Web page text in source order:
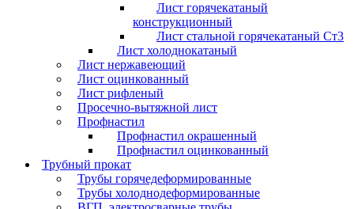
Лист горячекатаный
конструкционный
Лист стальной горячекатаный Ст3
Лист холоднокатаный
Лист нержавеющий
Лист оцинкованный
Лист рифленый
Просечно-вытяжной лист
Профнастил
Профнастил окрашенный
Профнастил оцинкованный
Трубный прокат
Трубы горячедеформированные
Трубы холоднодеформированные